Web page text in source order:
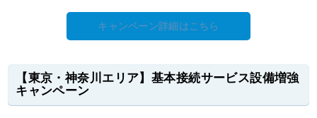
キャンペーン詳細はこちら
【東京・神奈川エリア】基本接続サービス設備増強
キャンペーン